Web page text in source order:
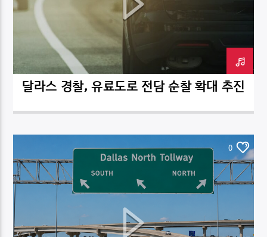
DK NET Radio.co
달라스 경찰, 유료도로 전담 순찰 확대 추진
0